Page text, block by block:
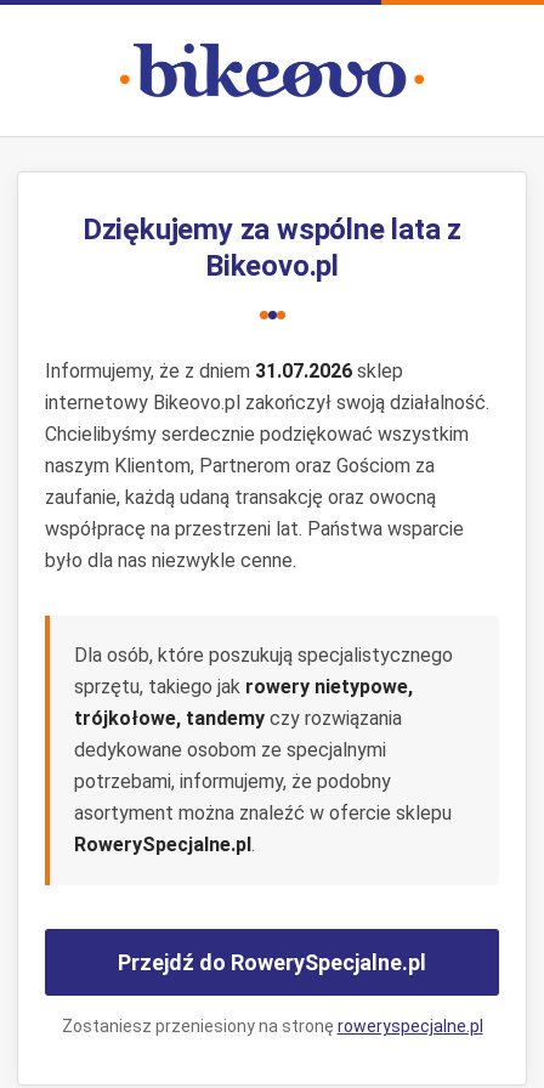
Dziękujemy za wspólne lata z
Bikeovo.pl
Informujemy, że z dniem 31.07.2026 sklep
internetowy Bikeovo.pl zakończył swoją działalność.
Chcielibyśmy serdecznie podziękować wszystkim
naszym Klientom, Partnerom oraz Gościom za
zaufanie, każdą udaną transakcję oraz owocną
współpracę na przestrzeni lat. Państwa wsparcie
było dla nas niezwykle cenne.
Dla osób, które poszukują specjalistycznego
sprzętu, takiego jak rowery nietypowe,
trójkołowe, tandemy czy rozwiązania
dedykowane osobom ze specjalnymi
potrzebami, informujemy, że podobny
asortyment można znaleźć w ofercie sklepu
RowerySpecjalne.pl.
Przejdź do RowerySpecjalne.pl
Zostaniesz przeniesiony na stronę roweryspecjalne.pl